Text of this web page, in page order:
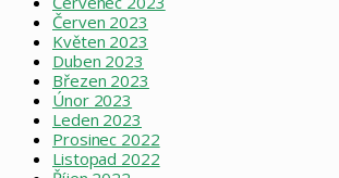
Červen 2023
Květen 2023
Duben 2023
Březen 2023
Únor 2023
Leden 2023
Prosinec 2022
Listopad 2022